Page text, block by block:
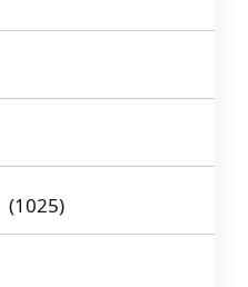
(1025)